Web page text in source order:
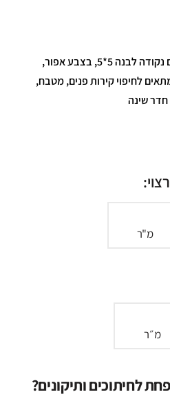
פסיפס אבן שי אפור אוקטגון עם נקודה לבנה 5*5, בצבע אפור,
מט. מתאים לחיפוי קירות פנים, מטבח,
חדר שינה
מ"ר
מ״ר